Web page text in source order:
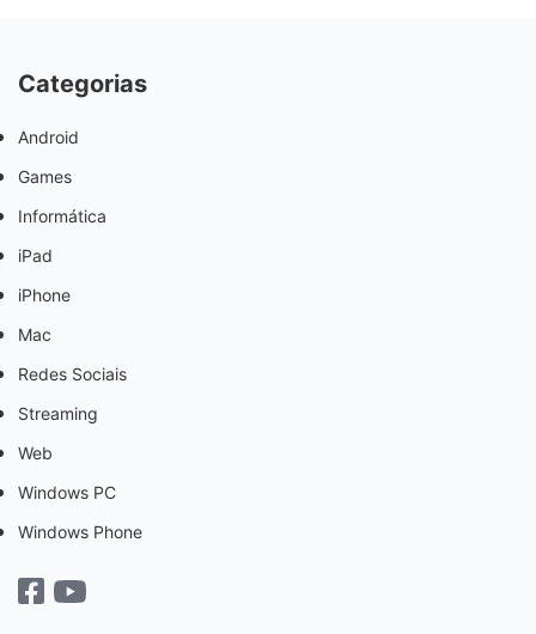
Categorias
Android
Games
Informática
iPad
iPhone
Mac
Redes Sociais
Streaming
Web
Windows PC
Windows Phone